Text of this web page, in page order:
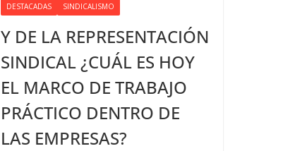
DESTACADAS SINDICALISMO
Y DE LA REPRESENTACIÓN
SINDICAL ¿CUÁL ES HOY
EL MARCO DE TRABAJO
PRÁCTICO DENTRO DE
LAS EMPRESAS?